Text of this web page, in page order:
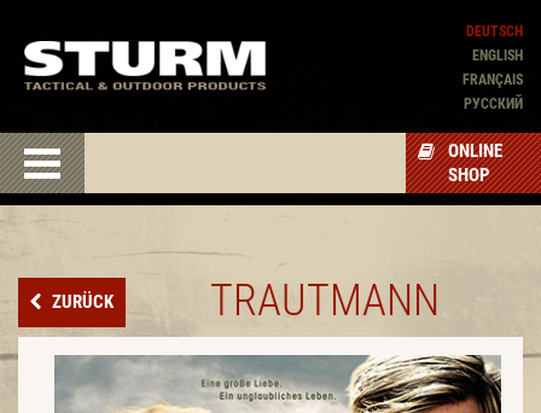
DEUTSCH
ENGLISH
FRANÇAIS
PУССКИЙ
ONLINE
SHOP
ZURÜCK TRAUTMANN